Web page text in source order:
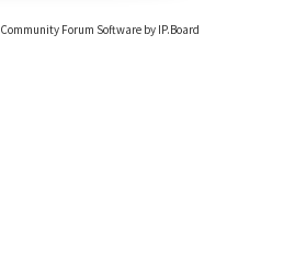
Community Forum Software by IP.Board